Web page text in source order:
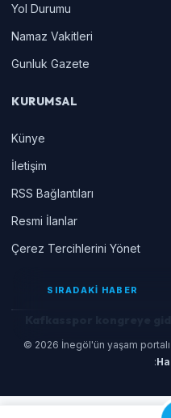
Yol Durumu
Namaz Vakitleri
Gunluk Gazete
KURUMSAL
Künye
İletişim
RSS Bağlantıları
Resmi İlanlar
Çerez Tercihlerini Yönet
© 2026 İnegöl'ün yaşam portalı
:
SIRADAKİ HABER